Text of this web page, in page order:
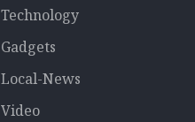
Technology
Gadgets
Local-News
Video